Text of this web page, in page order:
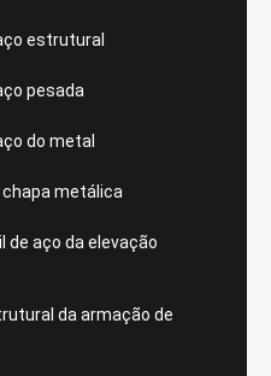
estrutural
pesada
do metal
metálica
de aço da elevação
da armação de